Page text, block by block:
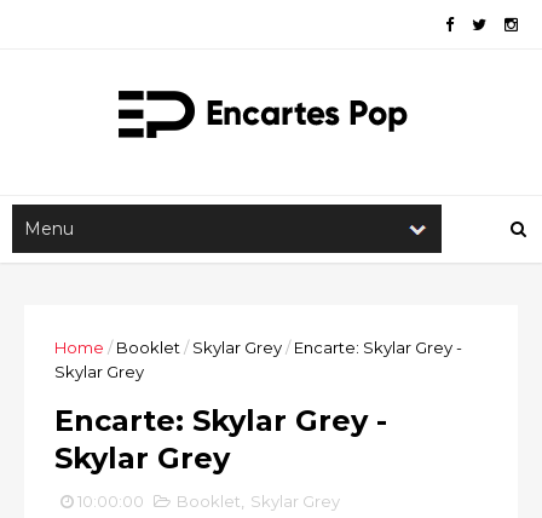
Home / Booklet / Skylar Grey/ Encarte: Skylar Grey -
Skylar Grey
Encarte: Skylar Grey -
Skylar Grey
10:00:00 Booklet Skylar Grey